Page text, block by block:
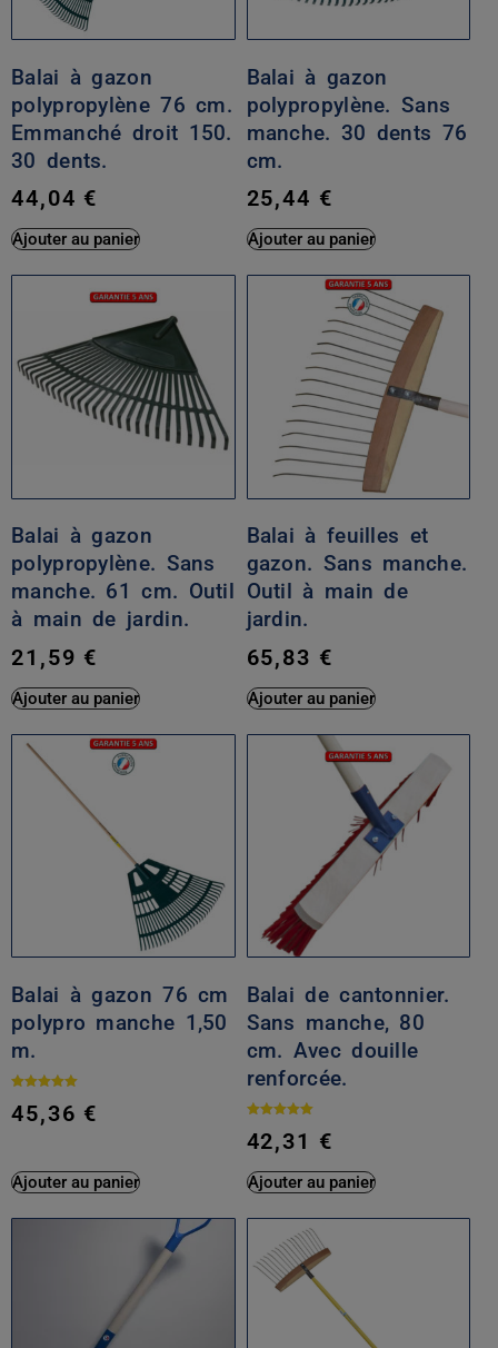
Balai à gazon
polypropylène 76 cm.
Emmanché droit 150.
30 dents.
44,04 €
Ajouter au panier
Balai à gazon
polypropylène. Sans
manche. 30 dents 76
cm.
25,44 €
Ajouter au panier
Balai à gazon
polypropylène. Sans
manche. 61 cm. Outil
à main de jardin.
21,59 €
Ajouter au panier
Balai à feuilles et
gazon. Sans manche.
Outil à main de
jardin.
65,83 €
Ajouter au panier
Balai à gazon 76 cm
polypro manche 1,50
m.
5.00
sur 5
45,36 €
Ajouter au panier
Balai de cantonnier.
Sans manche, 80
cm. Avec douille
renforcée.
5.00
sur 5
42,31 €
Ajouter au panier